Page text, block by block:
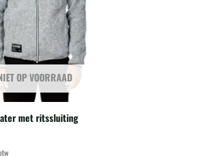
OP VOORRAAD
met ritssluiting